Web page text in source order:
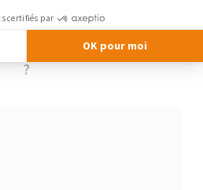
comment ça marche
?
certifiés par
OK pour moi